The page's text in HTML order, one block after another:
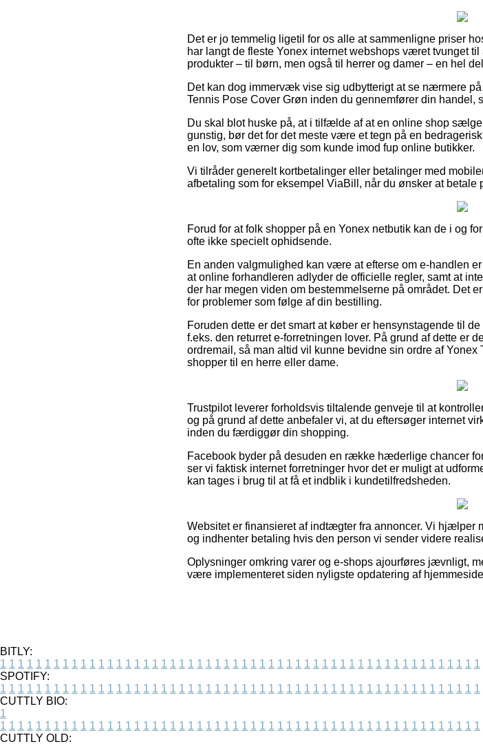
Det er jo temmelig ligetil for os alle at sammenligne priser
har langt de fleste Yonex internet webshops været tvunget
produkter – til børn, men også til herrer og damer – en hel
Det kan dog immervæk vise sig udbytterigt at se nærmere
Tennis Pose Cover Grøn inden du gennemfører din handel,
Du skal blot huske på, at i tilfælde af at en online shop
gunstig, bør det for det meste være et tegn på en
en lov, som værner dig som kunde imod fup online butikker.
Vi tilråder generelt kortbetalinger eller betalinger med
afbetaling som for eksempel ViaBill, når du ønsker at betale
Forud for at folk shopper på en Yonex netbutik kan de i og
ofte ikke specielt ophidsende.
En anden valgmulighed kan være at efterse om e-handlen
at online forhandleren adlyder de officielle regler, samt at
der har megen viden om bestemmelserne på området. Det
for problemer som følge af din bestilling.
Foruden dette er det smart at køber er hensynstagende til
f.eks. den returret e-forretningen lover. På grund af dette er
ordremail, så man altid vil kunne bevidne sin ordre af
shopper til en herre eller dame.
Trustpilot leverer forholdsvis tiltalende genveje til at
og på grund af dette anbefaler vi, at du eftersøger internet
inden du færdiggør din shopping.
Facebook byder på desuden en række hæderlige chancer
ser vi faktisk internet forretninger hvor det er muligt at
kan tages i brug til at få et indblik i kundetilfredsheden.
Websitet er finansieret af indtægter fra annoncer. Vi hjælper
og indhenter betaling hvis den person vi sender videre
Oplysninger omkring varer og e-shops ajourføres jævnligt,
være implementeret siden nyligste opdatering af
BITLY:
1 1 1 1 1 1 1 1 1 1 1 1 1 1 1 1 1 1 1 1 1 1 1 1 1 1 1 1 1 1 1 1 1 1 1 1 1 1 1 1 1 1 1 1 1 1 1 1 1 1 1 1 1 1
SPOTIFY:
1 1 1 1 1 1 1 1 1 1 1 1 1 1 1 1 1 1 1 1 1 1 1 1 1 1 1 1 1 1 1 1 1 1 1 1 1 1 1 1 1 1 1 1 1 1 1 1 1 1 1 1 1 1
CUTTLY BIO:
1
1 1 1 1 1 1 1 1 1 1 1 1 1 1 1 1 1 1 1 1 1 1 1 1 1 1 1 1 1 1 1 1 1 1 1 1 1 1 1 1 1 1 1 1 1 1 1 1 1 1 1 1 1 1
CUTTLY OLD: